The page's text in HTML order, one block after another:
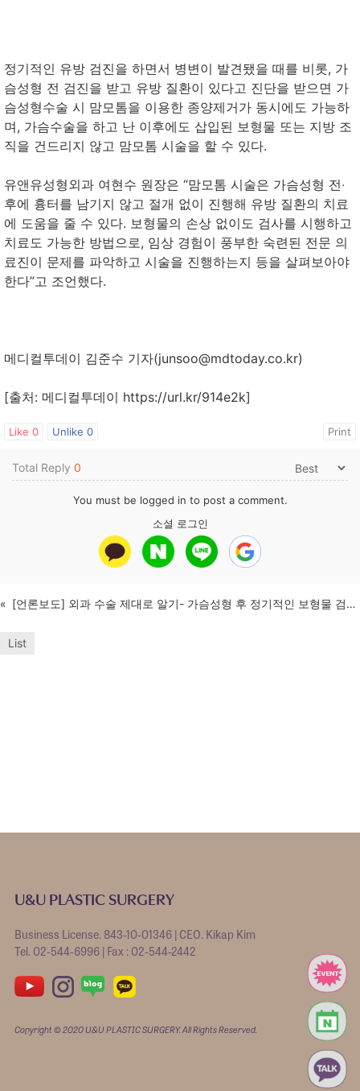
정기적인 유방 검진을 하면서 병변이 발견됐을 때를 비롯, 가
슴성형 전 검진을 받고 유방 질환이 있다고 진단을 받으면 가
슴성형수술 시 맘모톰을 이용한 종양제거가 동시에도 가능하
며, 가슴수술을 하고 난 이후에도 삽입된 보형물 또는 지방 조
직을 건드리지 않고 맘모톰 시술을 할 수 있다.
유앤유성형외과 여현수 원장은 “맘모톰 시술은 가슴성형 전‧
후에 흉터를 남기지 않고 절개 없이 진행해 유방 질환의 치료
에 도움을 줄 수 있다. 보형물의 손상 없이도 검사를 시행하고
치료도 가능한 방법으로, 임상 경험이 풍부한 숙련된 전문 의
료진이 문제를 파악하고 시술을 진행하는지 등을 살펴보아야
한다”고 조언했다.
메디컬투데이 김준수 기자(junsoo@mdtoday.co.kr)
[출처: 메디컬투데이 https://url.kr/914e2k]
Like 0 Unlike 0 Print
Total Reply 0
You must be logged in to post a comment.
소셜 로그인
« [언론보도] 외과 수술 제대로 알기- 가슴성형 후 정기적인 보형물 검진 필요
List
U&U PLASTIC SURGERY
Business License. 843-10-01346 | CEO. Kikap Kim
Tel. 02-544-6996 | Fax : 02-544-2442
Copyright © 2020 U&U PLASTIC SURGERY. All Rights Reserved.